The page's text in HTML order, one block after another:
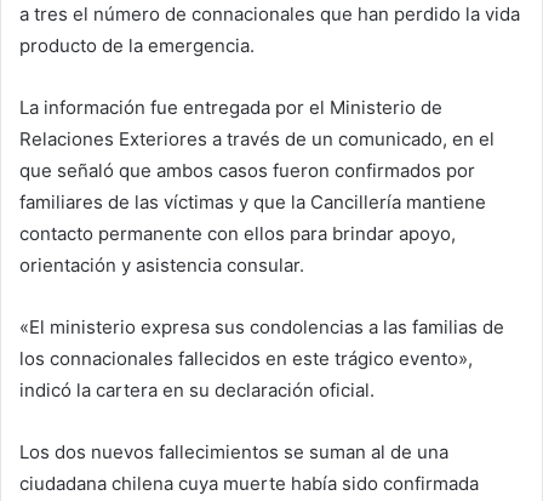
a tres el número de connacionales que han perdido la vida
producto de la emergencia.
La información fue entregada por el Ministerio de
Relaciones Exteriores a través de un comunicado, en el
que señaló que ambos casos fueron confirmados por
familiares de las víctimas y que la Cancillería mantiene
contacto permanente con ellos para brindar apoyo,
orientación y asistencia consular.
«El ministerio expresa sus condolencias a las familias de
los connacionales fallecidos en este trágico evento»,
indicó la cartera en su declaración oficial.
Los dos nuevos fallecimientos se suman al de una
ciudadana chilena cuya muerte había sido confirmada